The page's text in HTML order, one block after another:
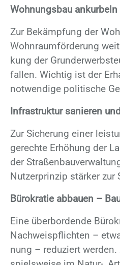
Wohnungsbau ankurbeln
Zur Be­kämp­fung der
Wohn­raum­för­de­rung
kung der
fal­len. Wich­tig ist der
not­wen­di­ge po­li­ti­sche
Infrastruktur sanieren
Zur Si­che­rung ei­ner
ge­rech­te Er­hö­hung der
der
Nut­zer­prin­zip stär­ker zur
Bürokratie abbauen –
Eine über­bor­den­de
Nach­weis­pflich­ten –
nung – re­du­ziert